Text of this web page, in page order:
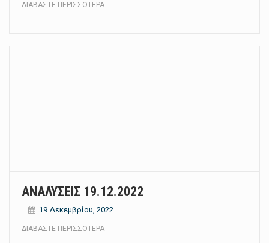
ΔΙΑΒΆΣΤΕ ΠΕΡΙΣΣΌΤΕΡΑ
ΑΝΑΛΥΣΕΙΣ 19.12.2022
19 Δεκεμβρίου, 2022
ΔΙΑΒΆΣΤΕ ΠΕΡΙΣΣΌΤΕΡΑ